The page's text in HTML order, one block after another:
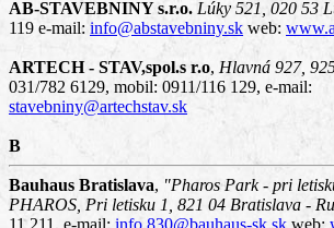
AB-STAVEBNINY s.r.o. Lúky 521, 020 53
119 e-mail: info@abstavebniny.sk web:
ARTECH - STAV,spol.s r.o, Hlavná 927,
031/782 6129, mobil: 0911/116 129, e-mail:
stavebniny@artechstav.sk
B
Bauhaus Bratislava, "Pharos Park - pri
PHAROS, Pri letisku 1, 821 04 Bratislava -
11 211, e-mail: info.830@bauhaus-sk.sk web: